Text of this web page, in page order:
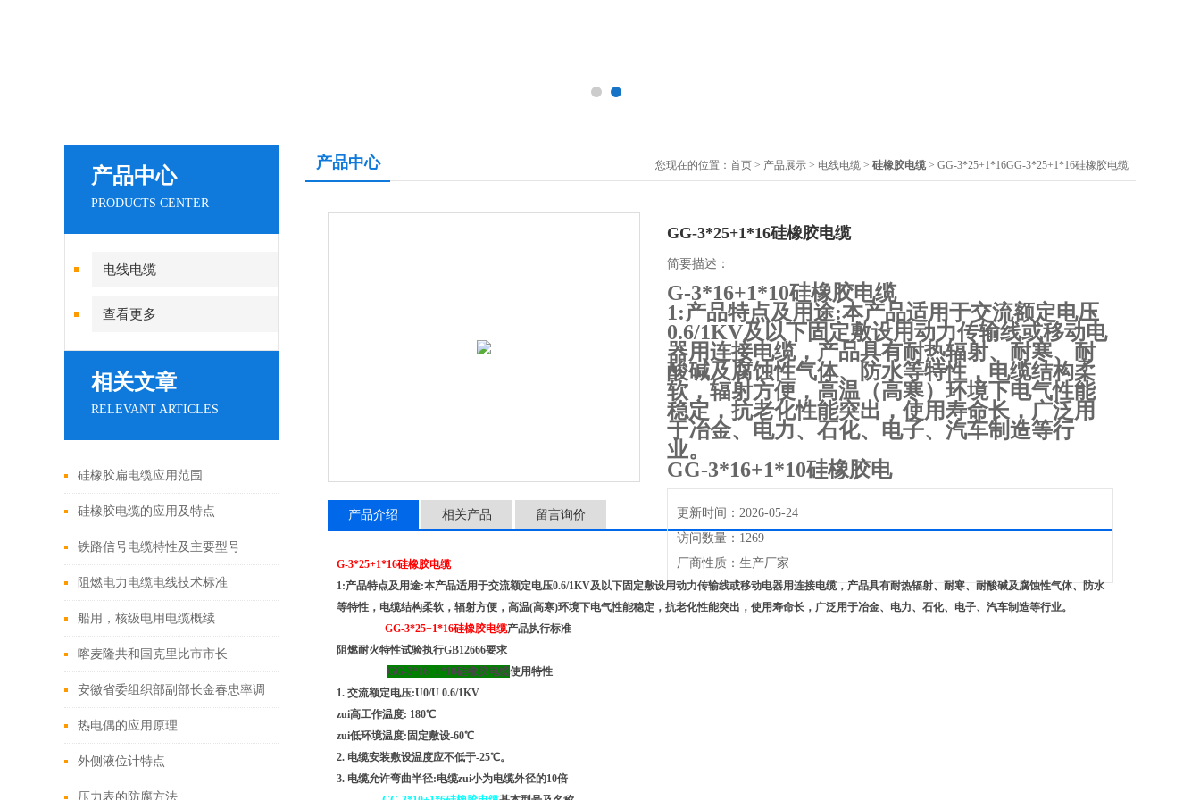
产品中心
PRODUCTS CENTER
电线电缆
查看更多
相关文章
RELEVANT ARTICLES
硅橡胶扁电缆应用范围
硅橡胶电缆的应用及特点
铁路信号电缆特性及主要型号
阻燃电力电缆电线技术标准
船用，核级电用电缆概续
喀麦隆共和国克里比市市长
Sabikanda Guy Emmanuel莅临安徽
天康集团考察工作
安徽省委组织部副部长金春忠率调
研组莅临天康集团调研
热电偶的应用原理
外侧液位计特点
压力表的防腐方法
产品中心 您现在的位置： 首页 > 产品展示 > 电线电缆 > 硅橡胶电缆 > GG-3*25+1*16GG-3*25+1*16硅橡胶电缆
GG-3*25+1*16硅橡胶电缆
简要描述：
G-3*16+1*10硅橡胶电缆
1:产品特点及用途:本产品适用于交流额定电压
0.6/1KV及以下固定敷设用动力传输线或移动电
器用连接电缆，产品具有耐热辐射、耐寒、耐
酸碱及腐蚀性气体、防水等特性，电缆结构柔
软，辐射方便，高温（高寒）环境下电气性能
稳定，抗老化性能突出，使用寿命长，广泛用
于冶金、电力、石化、电子、汽车制造等行
业。
GG-3*16+1*10硅橡胶电
更新时间：2026-05-24
访问数量：1269
厂商性质：生产厂家
产品介绍 相关产品 留言询价
G-3*25+1*16硅橡胶电缆
1:产品特点及用途:本产品适用于交流额定电压0.6/1KV及以下固定敷设用动力传输线或移动电器用连接电缆，产品具有耐热辐射、耐寒、耐酸碱及腐蚀性气体、防水
等特性，电缆结构柔软，辐射方便，高温(高寒)环境下电气性能稳定，抗老化性能突出，使用寿命长，广泛用于冶金、电力、石化、电子、汽车制造等行业。
GG-3*25+1*16硅橡胶电缆产品执行标准
阻燃耐火特性试验执行GB12666要求
GG-3*16+1*10硅橡胶电缆使用特性
1. 交流额定电压:U0/U 0.6/1KV
zui高工作温度: 180℃
zui低环境温度:固定敷设-60℃
2. 电缆安装敷设温度应不低于-25℃。
3. 电缆允许弯曲半径:电缆zui小为电缆外径的10倍